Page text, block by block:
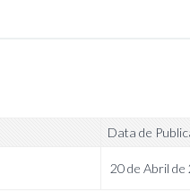
Data de
20 de Abril de